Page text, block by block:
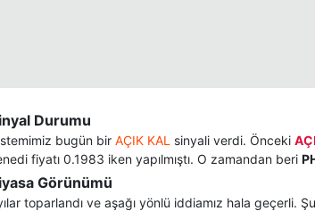
Durumu
bugün bir AÇIK KAL sinyali verdi. Önceki
fiyatı 0.1983 iken yapılmıştı. O zamandan beri
Görünümü
toparlandı ve aşağı yönlü iddiamız hala geçerli.